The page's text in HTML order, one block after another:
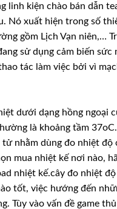
linh kiện chào bán dẫn
Nó xuất hiện trong số
gồm Lịch Vạn niên,…
sử dụng cảm biến
tác làm việc bởi vì
dưới dạng hồng ngoại
là khoảng tầm
nhằm dùng đo nhiệt
mua nhiệt kế nơi nào,
nhiệt kế.cây đo nhiệt
tốt, việc hướng đến
Tùy vào vấn đề game